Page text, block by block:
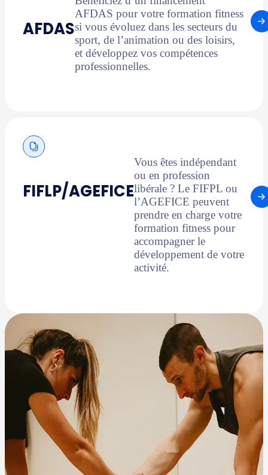
AFDAS
AFDAS pour votre formation fitness
si vous évoluez dans les secteurs du
sport, de l’animation ou des loisirs,
et développez vos compétences
professionnelles.
FIFLP/AGEFICE
Vous êtes indépendant
ou en profession
libérale ? Le FIFPL ou
l’AGEFICE peuvent
prendre en charge votre
formation fitness pour
accompagner le
développement de votre
activité.